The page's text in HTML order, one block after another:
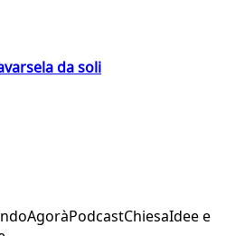
da soli
AgoràPodcastChiesaIdee e